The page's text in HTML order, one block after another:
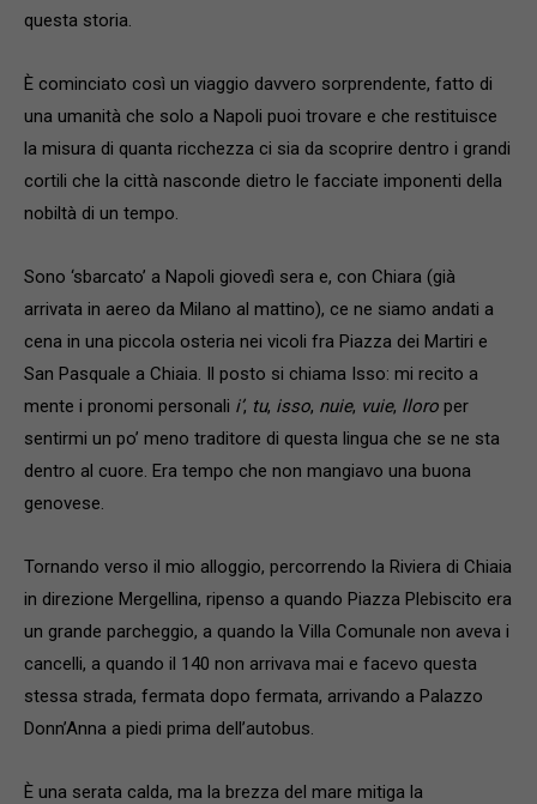
questa storia.
È cominciato così un viaggio davvero sorprendente, fatto di
una umanità che solo a Napoli puoi trovare e che restituisce
la misura di quanta ricchezza ci sia da scoprire dentro i grandi
cortili che la città nasconde dietro le facciate imponenti della
nobiltà di un tempo.
Sono ‘sbarcato’ a Napoli giovedì sera e, con Chiara (già
arrivata in aereo da Milano al mattino), ce ne siamo andati a
cena in una piccola osteria nei vicoli fra Piazza dei Martiri e
San Pasquale a Chiaia. Il posto si chiama Isso: mi recito a
mente i pronomi personali i’, tu, isso, nuie, vuie, lloro per
sentirmi un po’ meno traditore di questa lingua che se ne sta
dentro al cuore. Era tempo che non mangiavo una buona
genovese.
Tornando verso il mio alloggio, percorrendo la Riviera di Chiaia
in direzione Mergellina, ripenso a quando Piazza Plebiscito era
un grande parcheggio, a quando la Villa Comunale non aveva i
cancelli, a quando il 140 non arrivava mai e facevo questa
stessa strada, fermata dopo fermata, arrivando a Palazzo
Donn’Anna a piedi prima dell’autobus.
È una serata calda, ma la brezza del mare mitiga la